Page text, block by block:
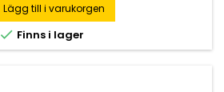
Lägg till i varukorgen
 Finns i lager